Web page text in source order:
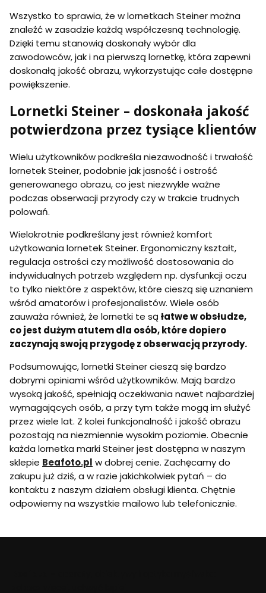
Wszystko to sprawia, że w lornetkach Steiner można
znaleźć w zasadzie każdą współczesną technologię.
Dzięki temu stanowią doskonały wybór dla
zawodowców, jak i na pierwszą lornetkę, która zapewni
doskonałą jakość obrazu, wykorzystując całe dostępne
powiększenie.
Lornetki Steiner – doskonała jakość
potwierdzona przez tysiące klientów
Wielu użytkowników podkreśla niezawodność i trwałość
lornetek Steiner, podobnie jak jasność i ostrość
generowanego obrazu, co jest niezwykle ważne
podczas obserwacji przyrody czy w trakcie trudnych
polowań.
Wielokrotnie podkreślany jest również komfort
użytkowania lornetek Steiner. Ergonomiczny kształt,
regulacja ostrości czy możliwość dostosowania do
indywidualnych potrzeb względem np. dysfunkcji oczu
to tylko niektóre z aspektów, które cieszą się uznaniem
wśród amatorów i profesjonalistów. Wiele osób
zauważa również, że lornetki te są łatwe w obsłudze,
co jest dużym atutem dla osób, które dopiero
zaczynają swoją przygodę z obserwacją przyrody.
Podsumowując, lornetki Steiner cieszą się bardzo
dobrymi opiniami wśród użytkowników. Mają bardzo
wysoką jakość, spełniają oczekiwania nawet najbardziej
wymagających osób, a przy tym także mogą im służyć
przez wiele lat. Z kolei funkcjonalność i jakość obrazu
pozostają na niezmiennie wysokim poziomie. Obecnie
każda lornetka marki Steiner jest dostępna w naszym
sklepie Beafoto.pl w dobrej cenie. Zachęcamy do
zakupu już dziś, a w razie jakichkolwiek pytań – do
kontaktu z naszym działem obsługi klienta. Chętnie
odpowiemy na wszystkie mailowo lub telefonicznie.